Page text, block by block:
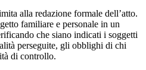
alla redazione formale dell’atto.
familiare e personale in un
che siano indicati i soggetti
perseguite, gli obblighi di chi
di controllo.